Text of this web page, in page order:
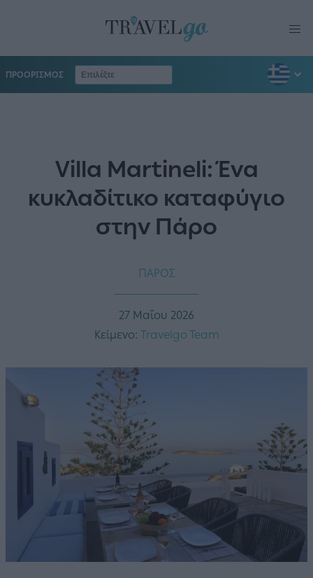
ΠΡΟΟΡΙΣΜΟΣ
Villa Martineli: Ένα
κυκλαδίτικο καταφύγιο
στην Πάρο
ΠΑΡΟΣ
27 Μαΐου 2026
Κείμενο: Travelgo Team